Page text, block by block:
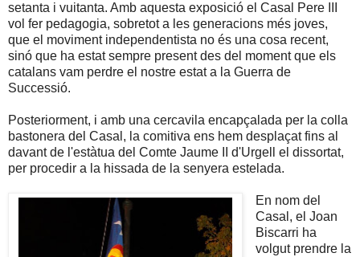
setanta i vuitanta. Amb aquesta exposició el Casal Pere III
vol fer pedagogia, sobretot a les generacions més joves,
que el moviment independentista no és una cosa recent,
sinó que ha estat sempre present des del moment que els
catalans vam perdre el nostre estat a la Guerra de
Successió.
Posteriorment, i amb una cercavila encapçalada per la colla
bastonera del Casal, la comitiva ens hem desplaçat fins al
davant de l'estàtua del Comte Jaume II d'Urgell el dissortat,
per procedir a la hissada de la senyera estelada.
En nom del
Casal, el Joan
Biscarri ha
volgut prendre la